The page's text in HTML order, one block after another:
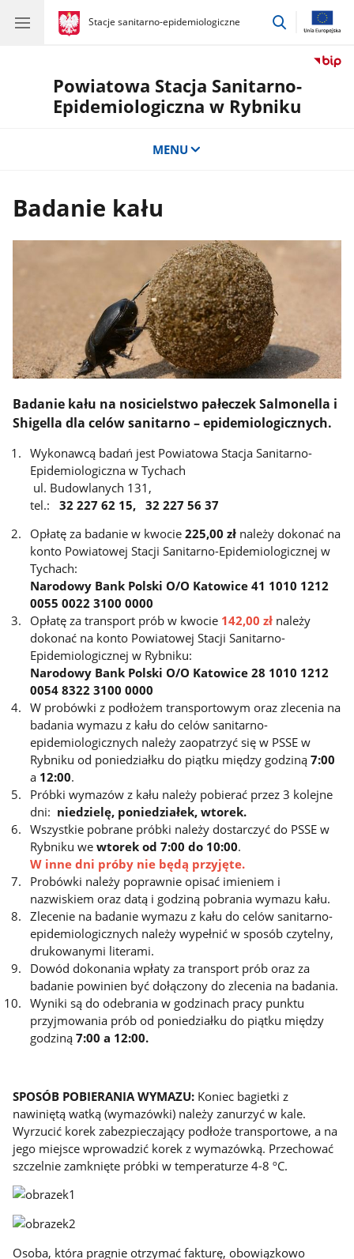
gov.pl
Stacje sanitarno-epidemiologiczne
gov.pl
Stacje
przejdź
Powiatowa Stacja Sanitarno-
Epidemiologiczna w Rybniku
MENU
Badanie kału
Badanie kału na nosicielstwo pałeczek Salmonella i
Shigella dla celów sanitarno – epidemiologicznych.
Wykonawcą badań jest Powiatowa Stacja Sanitarno-
Epidemiologiczna w Tychach
ul. Budowlanych 131,
tel.:32 227 62 15, 32 227 56 37
Opłatę za badanie w kwocie225,00 zł należy dokonać na
konto Powiatowej Stacji Sanitarno-Epidemiologicznej w
Tychach:
Narodowy Bank Polski O/O Katowice 41 1010 1212
0055 0022 3100 0000
Opłatę za transport prób w kwocie 142,00 zł należy
dokonać na konto Powiatowej Stacji Sanitarno-
Epidemiologicznej w Rybniku:
Narodowy Bank Polski O/O Katowice 28 1010 1212
0054 8322 3100 0000
W probówki z podłożem transportowym oraz zlecenia na
badania wymazu z kału do celów sanitarno-
epidemiologicznych należy zaopatrzyć się w PSSE w
Rybniku od poniedziałku do piątku między godziną7:00
a 12:00.
Próbki wymazów z kału należy pobierać przez 3 kolejne
dni: niedzielę, poniedziałek, wtorek.
Wszystkie pobrane próbki należy dostarczyć do PSSE w
Rybniku wewtorek od 7:00 do 10:00.
W inne dni próby nie będą przyjęte.
Probówki należy poprawnie opisać imieniem i
nazwiskiem oraz datą i godziną pobrania wymazu kału.
Zlecenie na badanie wymazu z kału do celów sanitarno-
epidemiologicznych należy wypełnić w sposób czytelny,
drukowanymi literami.
Dowód dokonania wpłaty za transport prób oraz za
badanie powinien być dołączony do zlecenia na badania.
Wyniki są do odebrania w godzinach pracy punktu
przyjmowania prób od poniedziałku do piątku między
godziną 7:00 a 12:00.
SPOSÓB POBIERANIA WYMAZU: Koniec bagietki z
nawiniętą watką (wymazówki) należy zanurzyć w kale.
Wyrzucić korek zabezpieczający podłoże transportowe, a na
jego miejsce wprowadzić korek z wymazówką. Przechować
szczelnie zamknięte próbki w temperaturze 4-8 ºC.
Osoba, która pragnie otrzymać fakturę, obowiązkowo